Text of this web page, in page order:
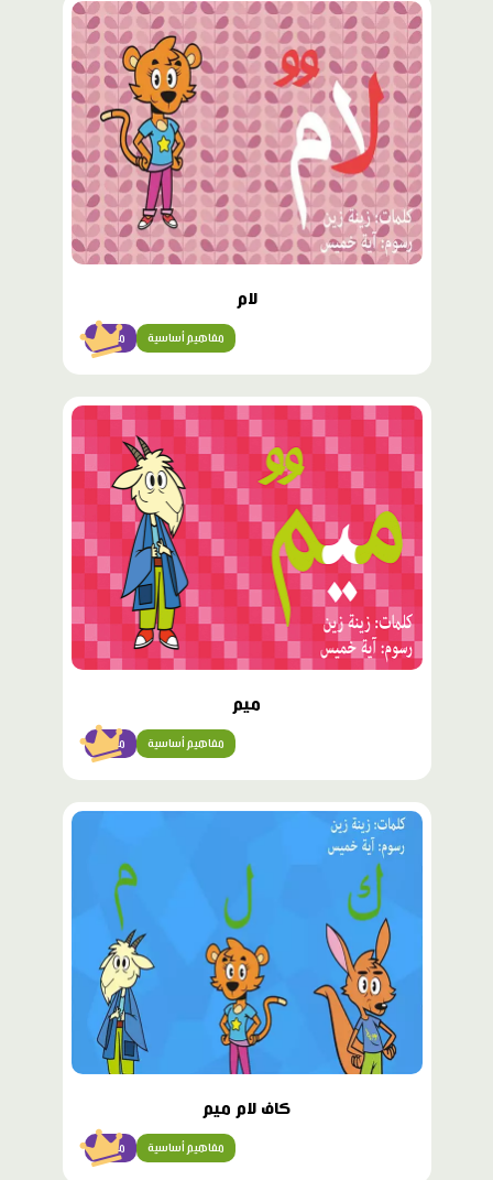
محتوى
مميّز
لام
مبتدئ مفاهيم أساسية
محتوى
مميّز
ميم
مبتدئ مفاهيم أساسية
محتوى
كاف لام ميم
مبتدئ مفاهيم أساسية